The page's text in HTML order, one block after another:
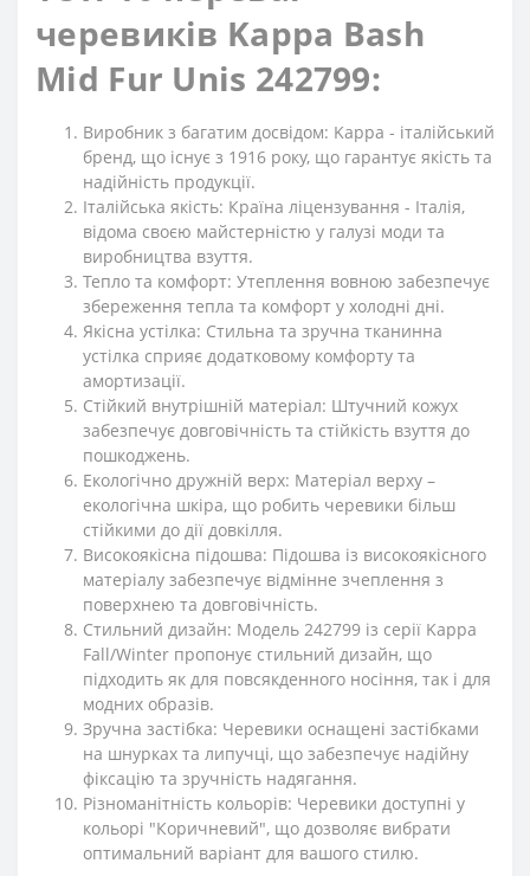
черевиків Kappa Bash
Mid Fur Unis 242799:
Виробник з багатим досвідом: Kappa - італійський
бренд, що існує з 1916 року, що гарантує якість та
надійність продукції.
Італійська якість: Країна ліцензування - Італія,
відома своєю майстерністю у галузі моди та
виробництва взуття.
Тепло та комфорт: Утеплення вовною забезпечує
збереження тепла та комфорт у холодні дні.
Якісна устілка: Стильна та зручна тканинна
устілка сприяє додатковому комфорту та
амортизації.
Стійкий внутрішній матеріал: Штучний кожух
забезпечує довговічність та стійкість взуття до
пошкоджень.
Екологічно дружній верх: Матеріал верху –
екологічна шкіра, що робить черевики більш
стійкими до дії довкілля.
Високоякісна підошва: Підошва із високоякісного
матеріалу забезпечує відмінне зчеплення з
поверхнею та довговічність.
Стильний дизайн: Модель 242799 із серії Kappa
Fall/Winter пропонує стильний дизайн, що
підходить як для повсякденного носіння, так і для
модних образів.
Зручна застібка: Черевики оснащені застібками
на шнурках та липучці, що забезпечує надійну
фіксацію та зручність надягання.
Різноманітність кольорів: Черевики доступні у
кольорі "Коричневий", що дозволяє вибрати
оптимальний варіант для вашого стилю.